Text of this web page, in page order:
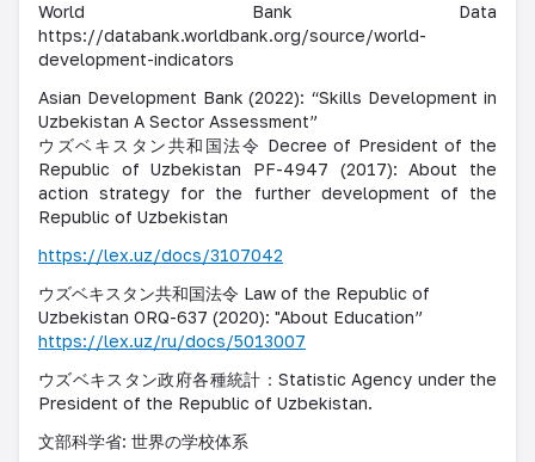
World Bank Data
https://databank.worldbank.org/source/world-
development-indicators
Asian Development Bank (2022): “Skills Development in
Uzbekistan A Sector Assessment”
ウズベキスタン共和国法令 Decree of President of the
Republic of Uzbekistan PF-4947 (2017): About the
action strategy for the further development of the
Republic of Uzbekistan
https://lex.uz/docs/3107042
ウズベキスタン共和国法令 Law of the Republic of
Uzbekistan ORQ-637 (2020): "About Education”
https://lex.uz/ru/docs/5013007
ウズベキスタン政府各種統計：Statistic Agency under the
President of the Republic of Uzbekistan.
文部科学省: 世界の学校体系